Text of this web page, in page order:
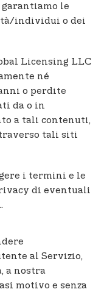
le
individui o dei
Licensing LLC
né
o perdite
da o in
a tali contenuti,
tali siti
i termini e le
di eventuali
al Servizio,
a nostra
motivo e senza